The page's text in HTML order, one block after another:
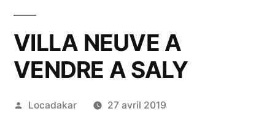
VILLA NEUVE A
VENDRE A SALY
Publié
Locadakar 27 avril 2019